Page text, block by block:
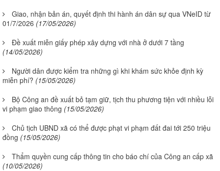
Giao, nhận bản án, quyết định thi hành án dân sự qua VNeID từ
01/7/2026 (17/05/2026)
Đề xuất miễn giấy phép xây dựng với nhà ở dưới 7 tầng
(14/05/2026)
Người dân được kiểm tra những gì khi khám sức khỏe định kỳ
miễn phí? (15/05/2026)
Bộ Công an đề xuất bỏ tạm giữ, tịch thu phương tiện với nhiều lỗi
vi phạm giao thông (15/05/2026)
Chủ tịch UBND xã có thể được phạt vi phạm đất đai tới 250 triệu
đồng (15/05/2026)
Thẩm quyền cung cấp thông tin cho báo chí của Công an cấp xã
(10/05/2026)